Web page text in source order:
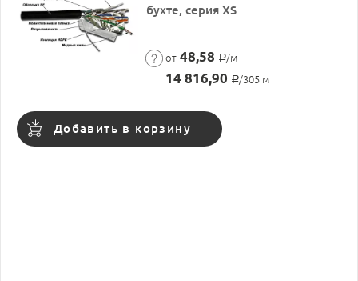
бухте, серия XS
от 48,58 Р/м
14 816,90 Р/305 м
Добавить в корзину